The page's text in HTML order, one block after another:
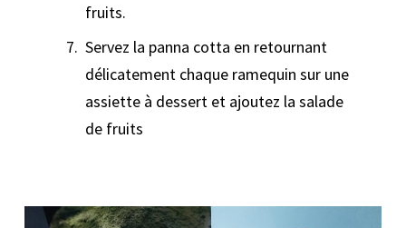
fruits.
Servez la panna cotta en retournant
délicatement chaque ramequin sur une
assiette à dessert et ajoutez la salade
de fruits